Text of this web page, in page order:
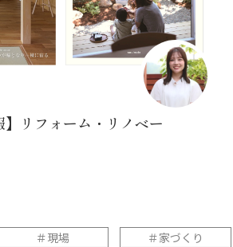
】リフォーム・リノベー
＃現場 ＃家づくり